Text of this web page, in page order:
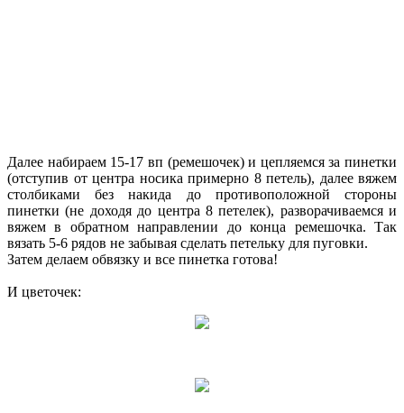
Далее набираем 15-17 вп (ремешочек) и цепляемся за пинетки
(отступив от центра носика примерно 8 петель), далее вяжем
столбиками без накида до противоположной стороны
пинетки (не доходя до центра 8 петелек), разворачиваемся и
вяжем в обратном направлении до конца ремешочка. Так
вязать 5-6 рядов не забывая сделать петельку для пуговки.
Затем делаем обвязку и все пинетка готова!
И цветочек: